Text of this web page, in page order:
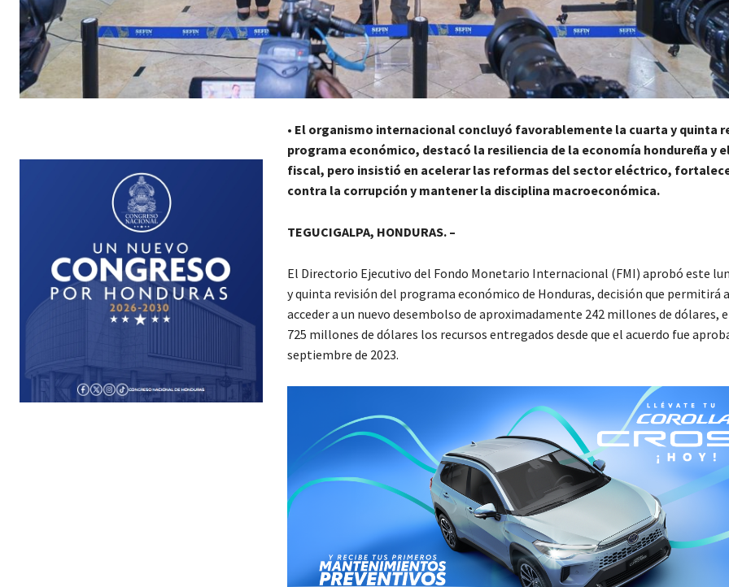
• El organismo internacional concluyó favorablemente la cuarta y quinta
programa económico, destacó la resiliencia de la economía hondureña y
fiscal, pero insistió en acelerar las reformas del sector eléctrico,
contra la corrupción y mantener la disciplina macroeconómica.
TEGUCIGALPA, HONDURAS. –
El Directorio Ejecutivo del Fondo Monetario Internacional (FMI) aprobó este
y quinta revisión del programa económico de Honduras, decisión que permitirá
acceder a un nuevo desembolso de aproximadamente 242 millones de dólares,
725 millones de dólares los recursos entregados desde que el acuerdo fue
septiembre de 2023.